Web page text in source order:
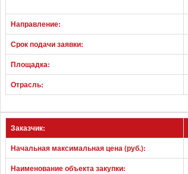
Направление:
Срок подачи заявки:
Площадка:
Отрасль:
Заказчик:
Начальная максимальная цена (руб.):
Наименование объекта закупки: